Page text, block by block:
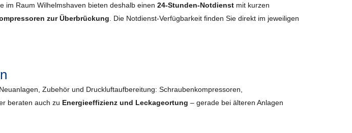
im Raum Wilhelmshaven bieten deshalb einen 24-Stunden-Notdienst mit kurzen
zur Überbrückung . Die Notdienst-Verfügbarkeit finden Sie direkt im jeweiligen
Zubehör und Druckluftaufbereitung: Schraubenkompressoren,
beraten auch zu Energieeffizienz und Leckageortung – gerade bei älteren Anlagen